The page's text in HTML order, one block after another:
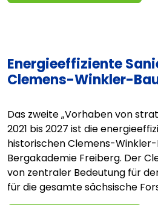
Energieeffiziente
Clemens-Winkler-
Das zweite „Vorhaben von
2021 bis 2027 ist die
historischen Clemens-Winkler-
Bergakademie Freiberg. Der
von zentraler Bedeutung für
für die gesamte sächsische